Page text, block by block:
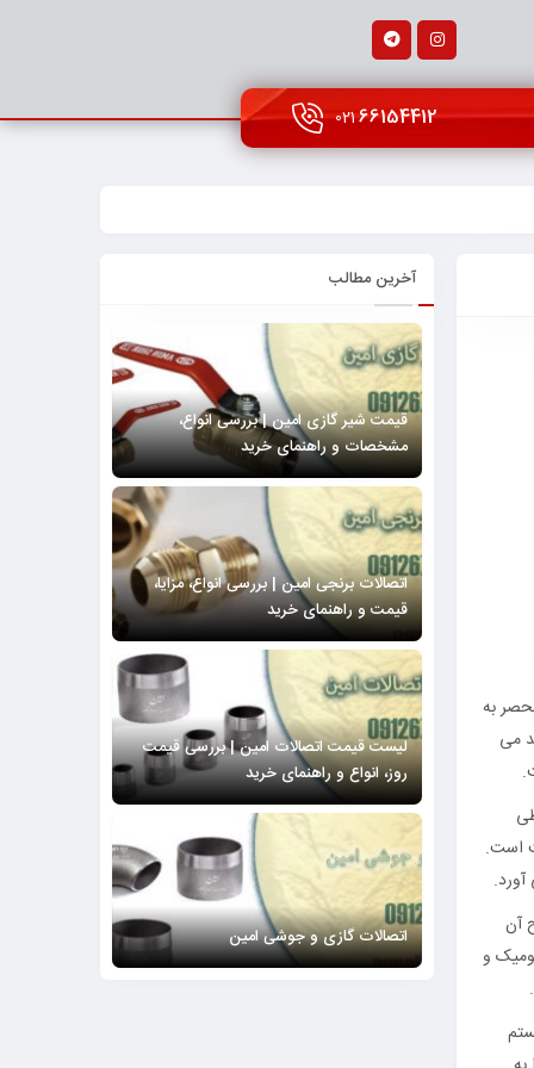
66154412
021
به
می‌
است.
آن
و
آخرین مطالب
قیمت شیر گازی امین | بررسی انواع،
مشخصات و راهنمای خرید
اتصالات برنجی امین | بررسی انواع، مزایا،
قیمت و راهنمای خرید
لیست قیمت اتصالات امین | بررسی قیمت
روز، انواع و راهنمای خرید
اتصالات گازی و جوشی امین